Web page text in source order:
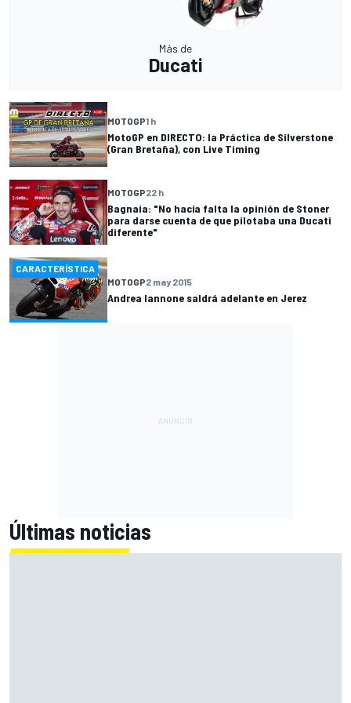
Más de
Ducati
MOTOGP1 h
MotoGP en DIRECTO: la Práctica de Silverstone
(Gran Bretaña), con Live Timing
MOTOGP22 h
Bagnaia: "No hacía falta la opinión de Stoner
para darse cuenta de que pilotaba una Ducati
diferente"
CARACTERÍSTICA
MOTOGP2 may 2015
Andrea Iannone saldrá adelante en Jerez
Últimas noticias